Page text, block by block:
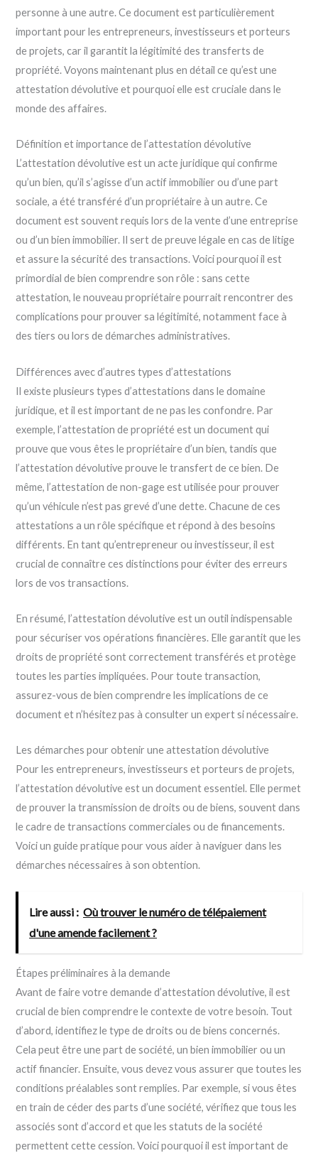
personne à une autre. Ce document est particulièrement
important pour les entrepreneurs, investisseurs et porteurs
de projets, car il garantit la légitimité des transferts de
propriété. Voyons maintenant plus en détail ce qu’est une
attestation dévolutive et pourquoi elle est cruciale dans le
monde des affaires.
Définition et importance de l’attestation dévolutive
L’attestation dévolutive est un acte juridique qui confirme
qu’un bien, qu’il s’agisse d’un actif immobilier ou d’une part
sociale, a été transféré d’un propriétaire à un autre. Ce
document est souvent requis lors de la vente d’une entreprise
ou d’un bien immobilier. Il sert de preuve légale en cas de litige
et assure la sécurité des transactions. Voici pourquoi il est
primordial de bien comprendre son rôle : sans cette
attestation, le nouveau propriétaire pourrait rencontrer des
complications pour prouver sa légitimité, notamment face à
des tiers ou lors de démarches administratives.
Différences avec d’autres types d’attestations
Il existe plusieurs types d’attestations dans le domaine
juridique, et il est important de ne pas les confondre. Par
exemple, l’attestation de propriété est un document qui
prouve que vous êtes le propriétaire d’un bien, tandis que
l’attestation dévolutive prouve le transfert de ce bien. De
même, l’attestation de non-gage est utilisée pour prouver
qu’un véhicule n’est pas grevé d’une dette. Chacune de ces
attestations a un rôle spécifique et répond à des besoins
différents. En tant qu’entrepreneur ou investisseur, il est
crucial de connaître ces distinctions pour éviter des erreurs
lors de vos transactions.
En résumé, l’attestation dévolutive est un outil indispensable
pour sécuriser vos opérations financières. Elle garantit que les
droits de propriété sont correctement transférés et protège
toutes les parties impliquées. Pour toute transaction,
assurez-vous de bien comprendre les implications de ce
document et n’hésitez pas à consulter un expert si nécessaire.
Les démarches pour obtenir une attestation dévolutive
Pour les entrepreneurs, investisseurs et porteurs de projets,
l’attestation dévolutive est un document essentiel. Elle permet
de prouver la transmission de droits ou de biens, souvent dans
le cadre de transactions commerciales ou de financements.
Voici un guide pratique pour vous aider à naviguer dans les
démarches nécessaires à son obtention.
Lire aussi : Où trouver le numéro de télépaiement
d'une amende facilement ?
Étapes préliminaires à la demande
Avant de faire votre demande d’attestation dévolutive, il est
crucial de bien comprendre le contexte de votre besoin. Tout
d’abord, identifiez le type de droits ou de biens concernés.
Cela peut être une part de société, un bien immobilier ou un
actif financier. Ensuite, vous devez vous assurer que toutes les
conditions préalables sont remplies. Par exemple, si vous êtes
en train de céder des parts d’une société, vérifiez que tous les
associés sont d’accord et que les statuts de la société
permettent cette cession. Voici pourquoi il est important de